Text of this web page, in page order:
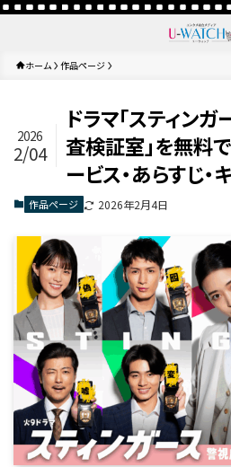
ホーム 作品ページ
ドラマ「スティン
査検証室」を無料
ービス・あらすじ・
2026
2/04
作品ページ 2026年2月4日